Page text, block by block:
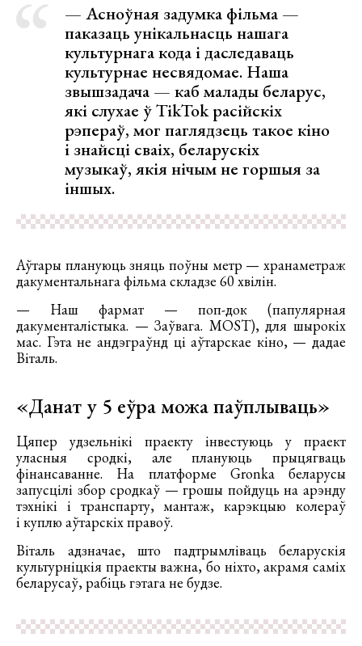
— Асноўная задумка фільма —
паказаць унікальнасць нашага
культурнага кода і даследаваць
культурнае несвядомае. Наша
звышзадача — каб малады беларус,
які слухае ў TikTok расійскіх
рэпераў, мог паглядзець такое кіно
і знайсці сваіх, беларускіх
музыкаў, якія нічым не горшыя за
іншых.
Аўтары плануюць зняць поўны метр — хранаметраж
дакументальнага фільма складзе 60 хвілін.
— Наш фармат — поп-док (папулярная
дакументалістыка. — Заўвага. MOST), для шырокіх
мас. Гэта не андэграўнд ці аўтарскае кіно, — дадае
Віталь.
«Данат у 5 еўра можа паўплываць»
Цяпер удзельнікі праекту інвестуюць у праект
уласныя сродкі, але плануюць прыцягваць
фінансаванне. На платформе Gronka беларусы
запусцілі збор сродкаў — грошы пойдуць на арэнду
тэхнікі і транспарту, мантаж, карэкцыю колераў
і куплю аўтарскіх правоў.
Віталь адзначае, што падтрымліваць беларускія
культурніцкія праекты важна, бо ніхто, акрамя саміх
беларусаў, рабіць гэтага не будзе.